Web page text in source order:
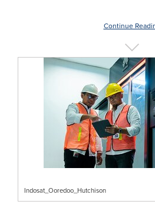
Continue
Indosat_Ooredoo_Hutchison